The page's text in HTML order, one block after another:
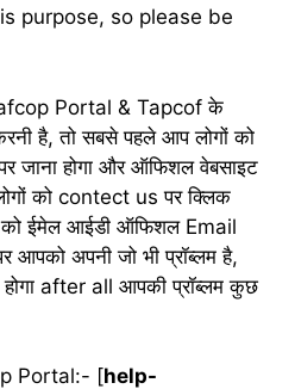
purpose, so please be
Portal & Tapcof के
है, तो सबसे पहले आप लोगों को
जाना होगा और ऑफिशल वेबसाइट
को contect us पर क्लिक
को ईमेल आईडी ऑफिशल Email
आपको अपनी जो भी प्रॉब्लम है,
after all आपकी प्रॉब्लम कुछ
Portal:- [help-